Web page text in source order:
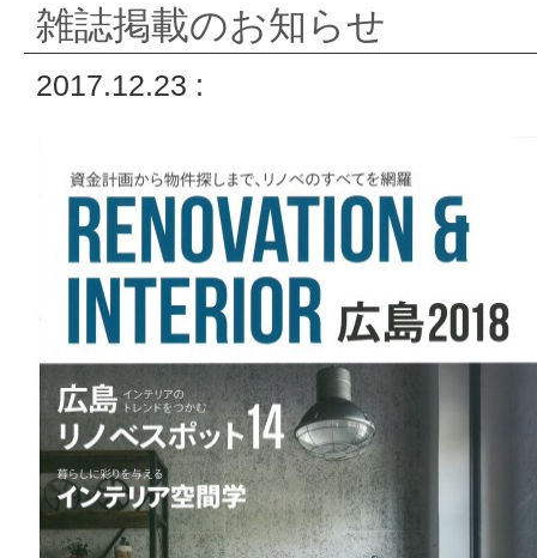
雑誌掲載のお知らせ
2017.12.23 :